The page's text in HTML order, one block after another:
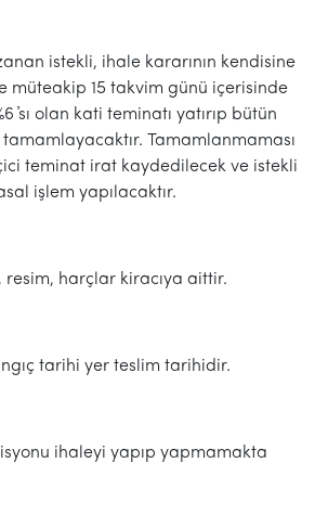
istekli, ihale kararının kendisine
müteakip 15 takvim günü içerisinde
҆sı olan kati teminatı yatırıp bütün
Tamamlanmaması
teminat irat kaydedilecek ve istekli
işlem yapılacaktır.
harçlar kiracıya aittir.
tarihi yer teslim tarihidir.
ihaleyi yapıp yapmamakta